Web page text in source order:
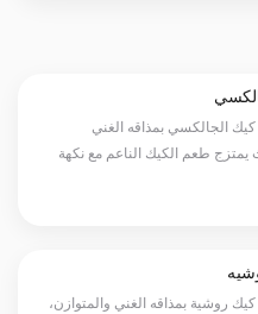
الجالكسي بمذاقه الغني
يمتزج طعم الكيك الناعم مع نكهة
بعد الوجبات أو لتقديمه في
روشية بمذاقه الغني والمتوازن،